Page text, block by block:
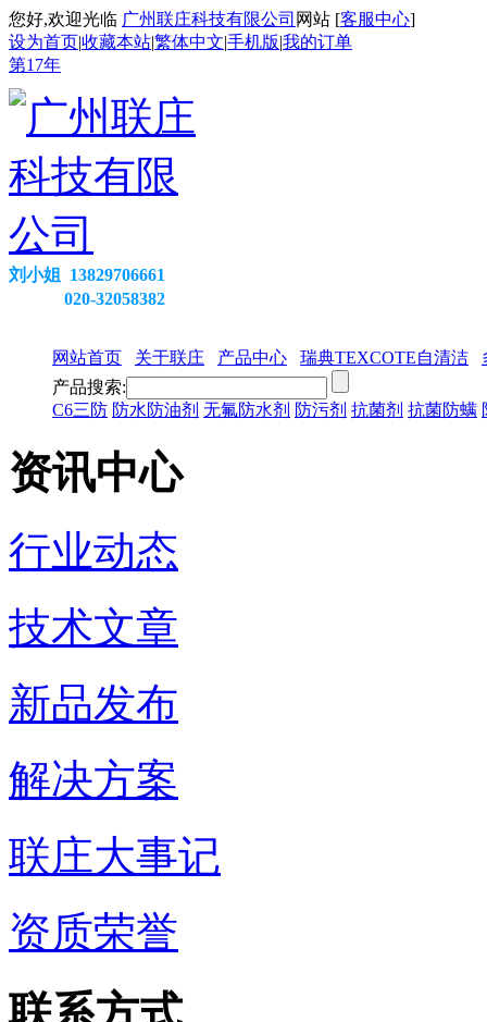
您好,欢迎光临 广州联庄科技有限公司 网站 [客服中心]
设为首页|收藏本站|繁体中文|手机版|我的订单
第17年
刘小姐 13829706661
020-32058382
网站首页 关于联庄 产品中心 瑞典TEXCOTE自清洁
产品搜索:
C6三防 防水防油剂 无氟防水剂 防污剂 抗菌剂 抗菌防螨
资讯中心
行业动态
技术文章
新品发布
解决方案
联庄大事记
资质荣誉